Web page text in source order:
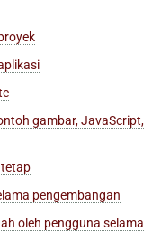
gambar, JavaScript,
pengembangan
oleh pengguna selama